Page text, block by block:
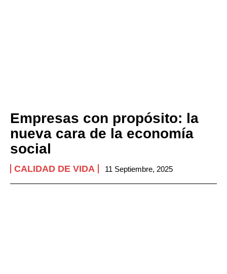
Empresas con propósito: la
nueva cara de la economía
social
CALIDAD DE VIDA 11 Septiembre, 2025